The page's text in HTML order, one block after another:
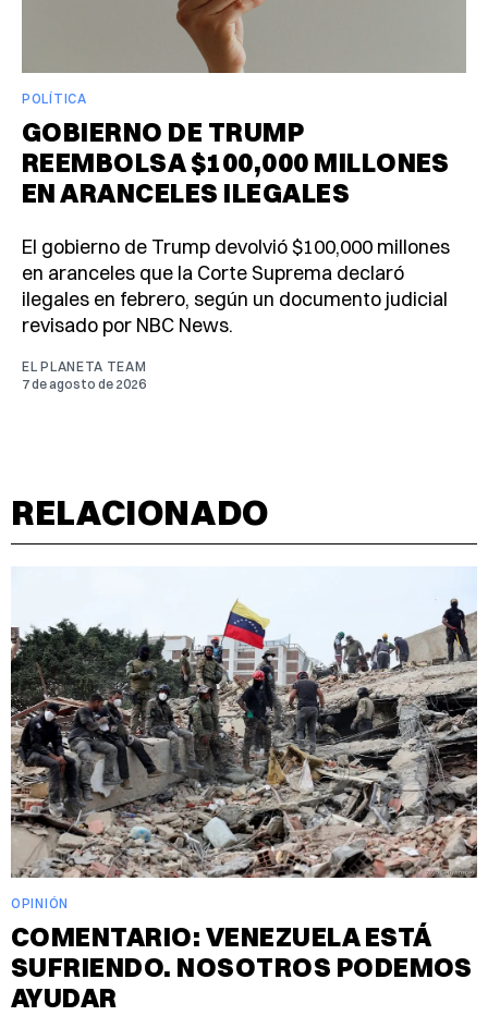
POLÍTICA
GOBIERNO DE TRUMP
REEMBOLSA $100,000 MILLONES
EN ARANCELES ILEGALES
El gobierno de Trump devolvió $100,000 millones
en aranceles que la Corte Suprema declaró
ilegales en febrero, según un documento judicial
revisado por NBC News.
EL PLANETA TEAM
7 de agosto de 2026
RELACIONADO
OPINIÓN
COMENTARIO: VENEZUELA ESTÁ
SUFRIENDO. NOSOTROS PODEMOS
AYUDAR